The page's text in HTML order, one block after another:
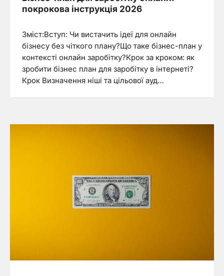
покрокова інструкція 2026
Зміст:Вступ: Чи вистачить ідеї для онлайн
бізнесу без чіткого плану?Що таке бізнес-план у
контексті онлайн заробітку?Крок за кроком: як
зробити бізнес план для заробітку в інтернеті?
Крок Визначення ніші та цільової ауд…